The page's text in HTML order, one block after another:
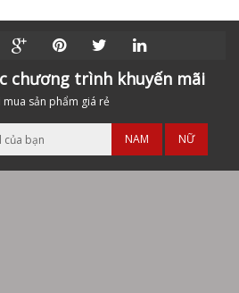
chương trình khuyến mãi
mua sản phẩm giá rẻ
NAM NỮ